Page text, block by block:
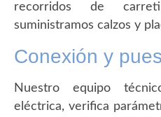
recorridos de
suministramos calzos y
Conexión y
Nuestro equipo
eléctrica, verifica